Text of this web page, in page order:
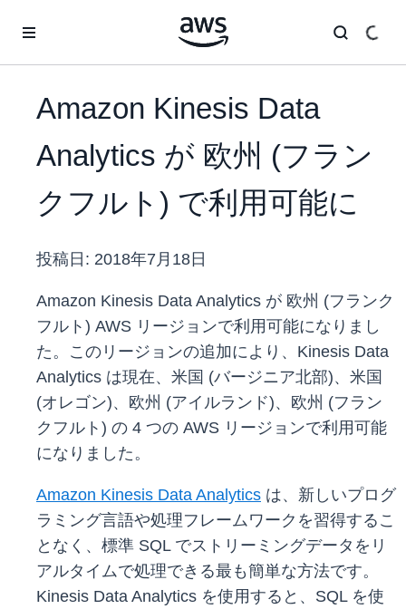
Amazon Kinesis Data
Analytics が 欧州 (フラン
クフルト) で利用可能に
投稿日: 2018年7月18日
Amazon Kinesis Data Analytics が 欧州 (フランク
フルト) AWS リージョンで利用可能になりまし
た。このリージョンの追加により、Kinesis Data
Analytics は現在、米国 (バージニア北部)、米国
(オレゴン)、欧州 (アイルランド)、欧州 (フラン
クフルト) の 4 つの AWS リージョンで利用可能
になりました。
Amazon Kinesis Data Analytics は、新しいプログ
ラミング言語や処理フレームワークを習得するこ
となく、標準 SQL でストリーミングデータをリ
アルタイムで処理できる最も簡単な方法です。
Kinesis Data Analytics を使用すると、SQL を使